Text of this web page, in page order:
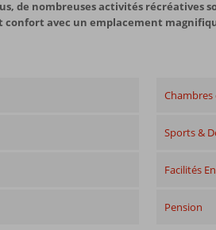
de nombreuses activités
avec un emplacement
Sports &
Facilités
Pension